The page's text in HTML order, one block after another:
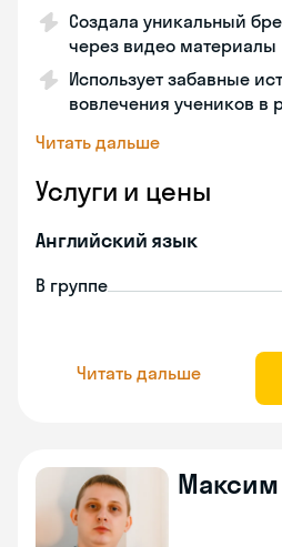
Создала уникальный
через видео материалы
Использует забавные
вовлечения учеников в
Читать дальше
Услуги и цены
Английский язык
В группе
Читать дальше
Максим